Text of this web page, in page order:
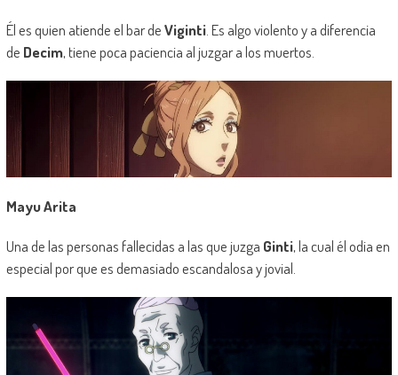
Él es quien atiende el bar deViginti. Es algo violento y a diferencia
de Decim, tiene poca paciencia al juzgar a los muertos.
Mayu Arita
Una de las personas fallecidas a las que juzga Ginti, la cual él odia en
especial por que es demasiado escandalosa y jovial.